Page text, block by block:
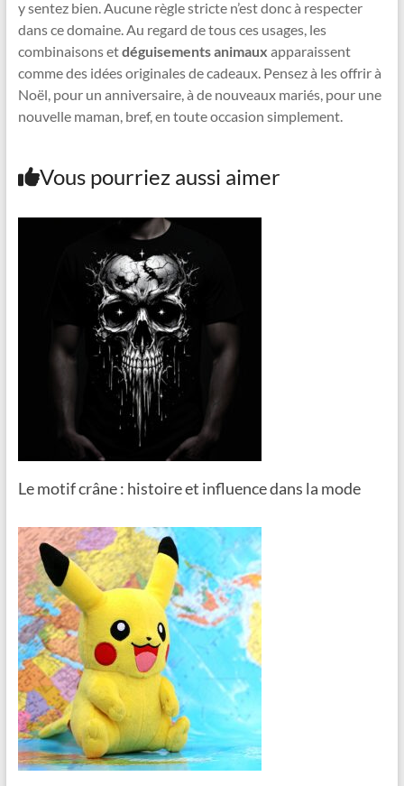
y sentez bien. Aucune règle stricte n’est donc à respecter
dans ce domaine. Au regard de tous ces usages, les
combinaisons etdéguisements animaux apparaissent
comme des idées originales de cadeaux. Pensez à les offrir à
Noël, pour un anniversaire, à de nouveaux mariés, pour une
nouvelle maman, bref, en toute occasion simplement.
Vous pourriez aussi aimer
Le motif crâne : histoire et influence dans la mode